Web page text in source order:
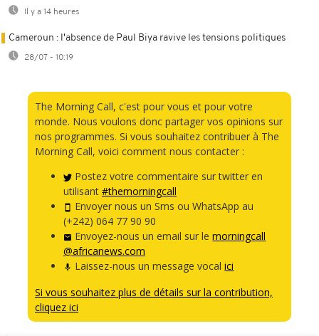
Il y a 14 heures
Cameroun : l'absence de Paul Biya ravive les tensions politiques
28/07 - 10:19
The Morning Call, c'est pour vous et pour votre
monde. Nous voulons donc partager vos opinions sur
nos programmes. Si vous souhaitez contribuer à The
Morning Call, voici comment nous contacter :
Postez votre commentaire sur twitter en
utilisant #themorningcall
Envoyer nous un Sms ou WhatsApp au
(+242) 064 77 90 90
Envoyez-nous un email sur lemorningcall
@africanews.com
Laissez-nous un message vocalici
Si vous souhaitez plus de détails sur la contribution,
cliquez ici